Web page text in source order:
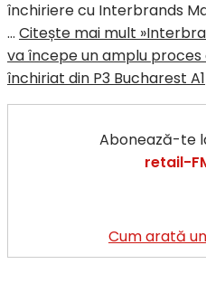
închiriere cu Interbrands
… Citește mai mult »
va începe un amplu
închiriat din P3 Bucharest A1
Abonează-te
retail-
Cum arată